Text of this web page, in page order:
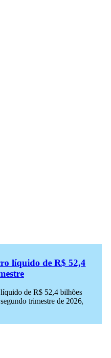
líquido de R$ 52,4
de R$ 52,4 bilhões
trimestre de 2026,